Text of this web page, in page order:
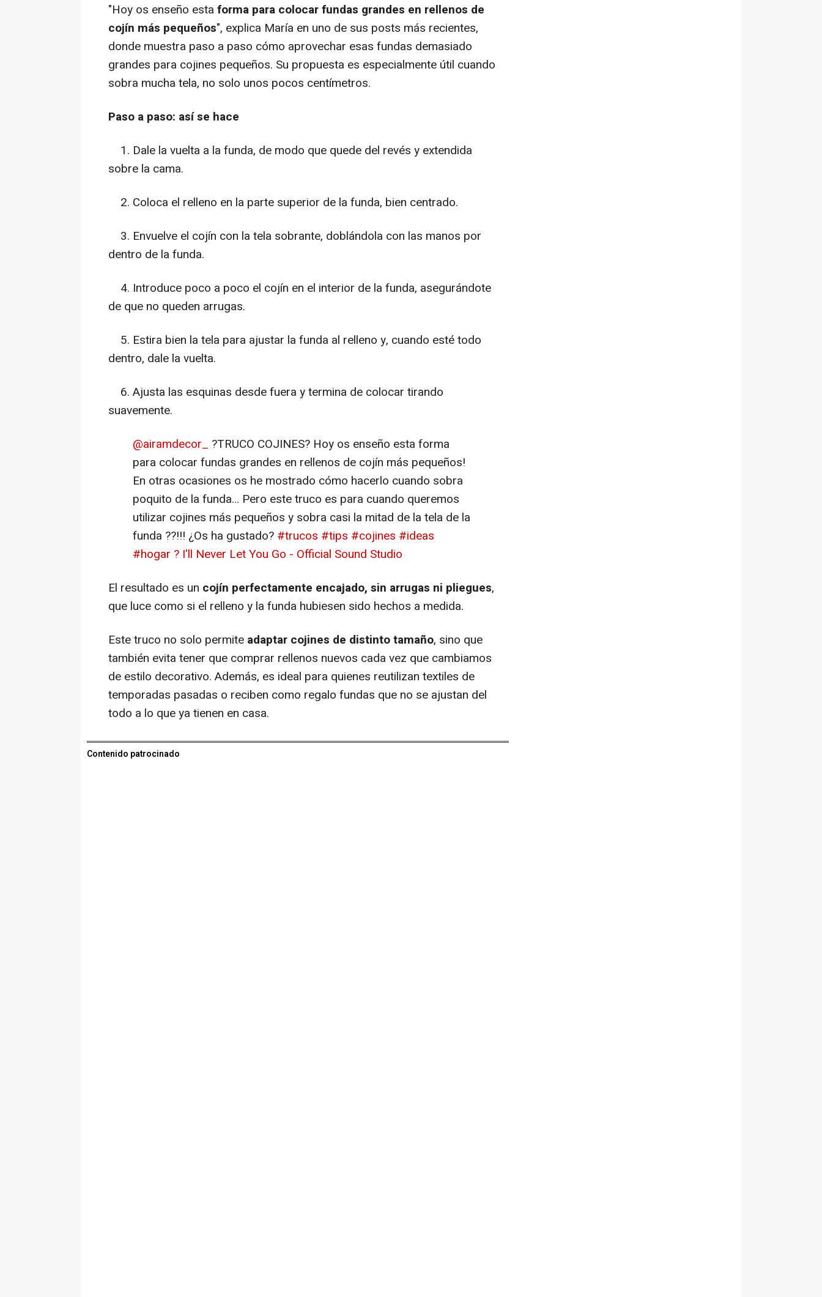
"Hoy os enseño esta forma para colocar fundas grandes en rellenos de
cojín más pequeños", explica María en uno de sus posts más recientes,
donde muestra paso a paso cómo aprovechar esas fundas demasiado
grandes para cojines pequeños. Su propuesta es especialmente útil cuando
sobra mucha tela, no solo unos pocos centímetros.
Paso a paso: así se hace
1. Dale la vuelta a la funda, de modo que quede del revés y extendida
sobre la cama.
2. Coloca el relleno en la parte superior de la funda, bien centrado.
3. Envuelve el cojín con la tela sobrante, doblándola con las manos por
dentro de la funda.
4. Introduce poco a poco el cojín en el interior de la funda, asegurándote
de que no queden arrugas.
5. Estira bien la tela para ajustar la funda al relleno y, cuando esté todo
dentro, dale la vuelta.
6. Ajusta las esquinas desde fuera y termina de colocar tirando
suavemente.
@airamdecor_ ?TRUCO COJINES? Hoy os enseño esta forma
para colocar fundas grandes en rellenos de cojín más pequeños!
En otras ocasiones os he mostrado cómo hacerlo cuando sobra
poquito de la funda… Pero este truco es para cuando queremos
utilizar cojines más pequeños y sobra casi la mitad de la tela de la
funda ??!!! ¿Os ha gustado? #trucos #tips #cojines #ideas
#hogar ? I'll Never Let You Go - Official Sound Studio
El resultado es un cojín perfectamente encajado, sin arrugas ni pliegues,
que luce como si el relleno y la funda hubiesen sido hechos a medida.
Este truco no solo permite adaptar cojines de distinto tamaño, sino que
también evita tener que comprar rellenos nuevos cada vez que cambiamos
de estilo decorativo. Además, es ideal para quienes reutilizan textiles de
temporadas pasadas o reciben como regalo fundas que no se ajustan del
todo a lo que ya tienen en casa.
Contenido patrocinado